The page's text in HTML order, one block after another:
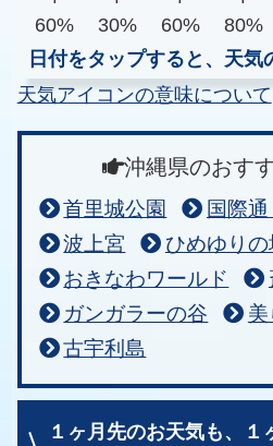
60%
30% 60% 80%
日付をタップすると、天
天気アイコンの意味について
沖縄県のおす
首里城公園 国際通
波上宮
ひめゆりの
おきなわワールド
ガンガラーの谷
古宇利島
１ヶ月先のお天気も、
１